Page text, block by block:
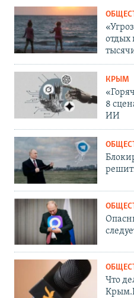
отдых
КРЫМ
8
ИИ
Что